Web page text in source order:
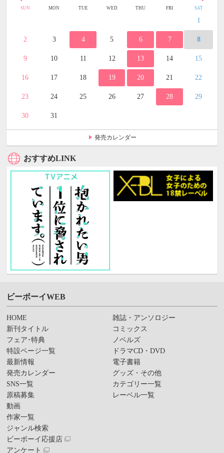
SUN MON TUE WED THU FRI SAT
1
2 3 4 5 6 7 8
9 10 11 12 13 14 15
16 17 18 19 20 21 22
23 24 25 26 27 28 29
30 31
発売カレンダー
おすすめLINK
ビーボーイWEB
HOME
新刊タイトル
フェア･特典
特設ページ一覧
最新情報
発売カレンダー
SNS一覧
原稿募集
動画
作家一覧
ジャンル検索
ビーボーイ応援店
アンケート
雑誌・アンソロジー
コミックス
ノベルズ
ドラマCD・DVD
電子書籍
グッズ・その他
カテゴリー一覧
レーベル一覧